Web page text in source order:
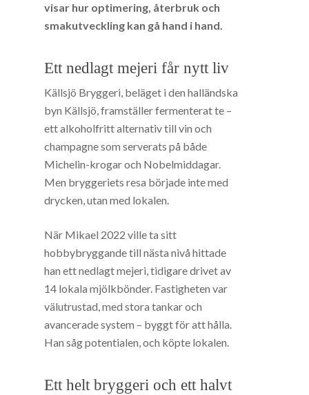
visar hur optimering, återbruk och
smakutveckling kan gå hand i hand.
Ett nedlagt mejeri får nytt liv
Källsjö Bryggeri, beläget i den halländska
byn Källsjö, framställer fermenterat te –
ett alkoholfritt alternativ till vin och
champagne som serverats på både
Michelin-krogar och Nobelmiddagar.
Men bryggeriets resa började inte med
drycken, utan med lokalen.
När Mikael 2022 ville ta sitt
hobbybryggande till nästa nivå hittade
han ett nedlagt mejeri, tidigare drivet av
14 lokala mjölkbönder. Fastigheten var
välutrustad, med stora tankar och
avancerade system – byggt för att hålla.
Han såg potentialen, och köpte lokalen.
Ett helt bryggeri och ett halvt